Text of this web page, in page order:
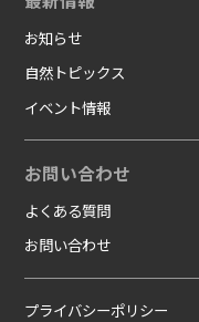
お知らせ
自然トピックス
イベント情報
お問い合わせ
よくある質問
お問い合わせ
プライバシーポリシー